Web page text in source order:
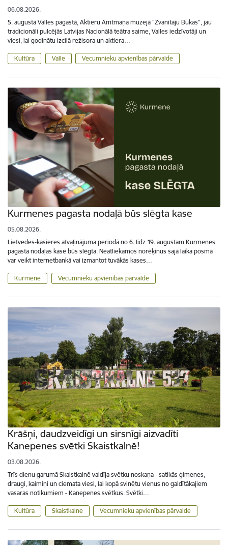
06.08.2026.
5. augustā Valles pagastā, Aktieru Amtmaņa muzejā "Zvanītāju Bukas", jau
tradicionāli pulcējās Latvijas Nacionālā teātra saime, Valles iedzīvotāji un
viesi, lai godinātu izcilā režisora un aktiera…
Kultūra Valle Vecumnieku apvienības pārvalde
Kurmenes pagasta nodaļā būs slēgta kase
05.08.2026.
Lietvedes-kasieres atvaļinājuma periodā no 6. līdz 19. augustam Kurmenes
pagasta nodaļas kase būs slēgta. Neatliekamos norēķinus šajā laika posmā
var veikt internetbankā vai izmantot tuvākās kases…
Kurmene Vecumnieku apvienības pārvalde
Krāšņi, daudzveidīgi un sirsnīgi aizvadīti
Kanepenes svētki Skaistkalnē!
03.08.2026.
Trīs dienu garumā Skaistkalnē valdīja svētku noskaņa - satikās ģimenes,
draugi, kaimiņi un ciemata viesi, lai kopā svinētu vienus no gaidītākajiem
vasaras notikumiem - Kanepenes svētkus. Svētki…
Kultūra Skaistkalne Vecumnieku apvienības pārvalde